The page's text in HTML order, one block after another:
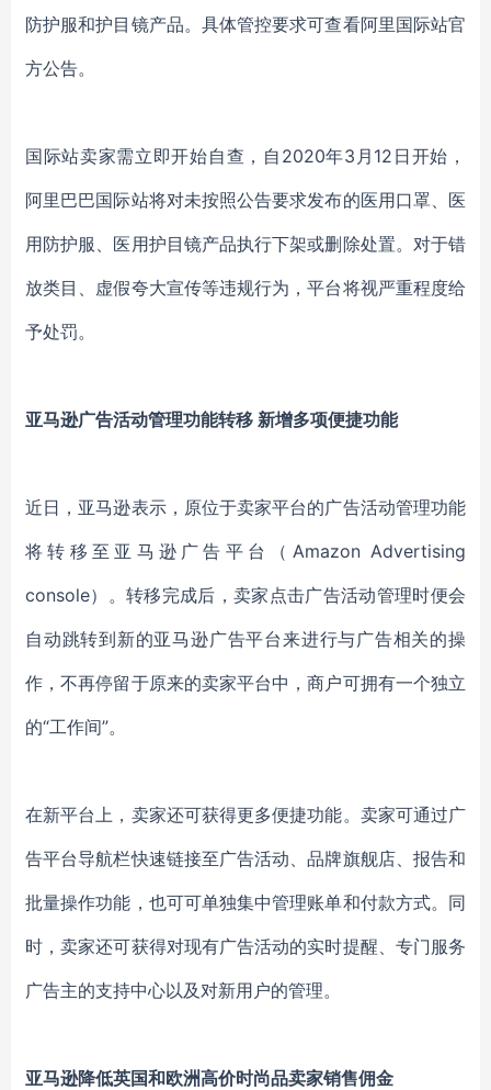
防护服和护目镜产品。具体管控要求可查看阿里国际站官
方公告。
国际站卖家需立即开始自查，自2020年3月12日开始，
阿里巴巴国际站将对未按照公告要求发布的医用口罩、医
用防护服、医用护目镜产品执行下架或删除处置。对于错
放类目、虚假夸大宣传等违规行为，平台将视严重程度给
予处罚。
亚马逊广告活动管理功能转移 新增多项便捷功能
近日，亚马逊表示，原位于卖家平台的广告活动管理功能
将转移至亚马逊广告平台（Amazon Advertising
console）。转移完成后，卖家点击广告活动管理时便会
自动跳转到新的亚马逊广告平台来进行与广告相关的操
作，不再停留于原来的卖家平台中，商户可拥有一个独立
的“工作间”。
在新平台上，卖家还可获得更多便捷功能。卖家可通过广
告平台导航栏快速链接至广告活动、品牌旗舰店、报告和
批量操作功能，也可可单独集中管理账单和付款方式。同
时，卖家还可获得对现有广告活动的实时提醒、专门服务
广告主的支持中心以及对新用户的管理。
亚马逊降低英国和欧洲高价时尚品卖家销售佣金